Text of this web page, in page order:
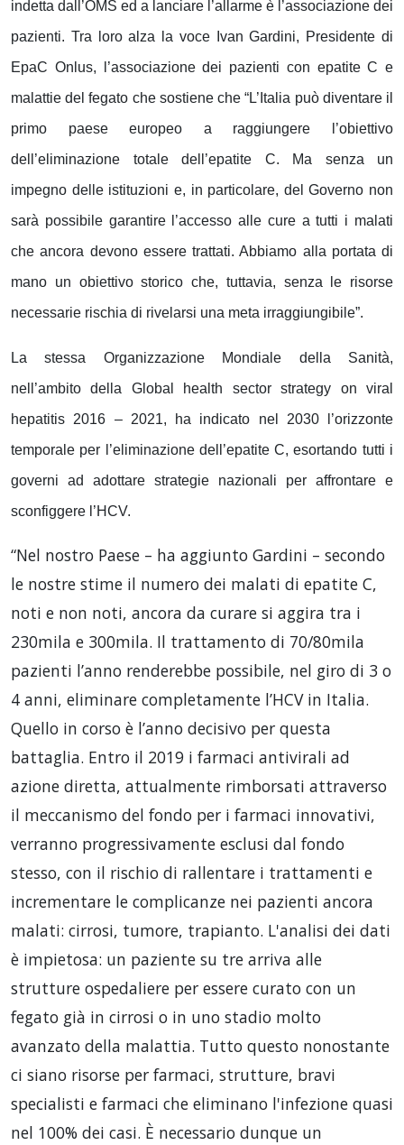
indetta dall’OMS ed a lanciare l’allarme è l’associazione dei
pazienti. Tra loro alza la voce Ivan Gardini, Presidente di
EpaC Onlus, l’associazione dei pazienti con epatite C e
malattie del fegato che sostiene che “L’Italia può diventare il
primo paese europeo a raggiungere l’obiettivo
dell’eliminazione totale dell’epatite C. Ma senza un
impegno delle istituzioni e, in particolare, del Governo non
sarà possibile garantire l’accesso alle cure a tutti i malati
che ancora devono essere trattati. Abbiamo alla portata di
mano un obiettivo storico che, tuttavia, senza le risorse
necessarie rischia di rivelarsi una meta irraggiungibile”.
La stessa Organizzazione Mondiale della Sanità,
nell’ambito della Global health sector strategy on viral
hepatitis 2016 – 2021, ha indicato nel 2030 l’orizzonte
temporale per l’eliminazione dell’epatite C, esortando tutti i
governi ad adottare strategie nazionali per affrontare e
sconfiggere l’HCV.
“Nel nostro Paese – ha aggiunto Gardini – secondo
le nostre stime il numero dei malati di epatite C,
noti e non noti, ancora da curare si aggira tra i
230mila e 300mila. Il trattamento di 70/80mila
pazienti l’anno renderebbe possibile, nel giro di 3 o
4 anni, eliminare completamente l’HCV in Italia.
Quello in corso è l’anno decisivo per questa
battaglia. Entro il 2019 i farmaci antivirali ad
azione diretta, attualmente rimborsati attraverso
il meccanismo del fondo per i farmaci innovativi,
verranno progressivamente esclusi dal fondo
stesso, con il rischio di rallentare i trattamenti e
incrementare le complicanze nei pazienti ancora
malati: cirrosi, tumore, trapianto. L'analisi dei dati
è impietosa: un paziente su tre arriva alle
strutture ospedaliere per essere curato con un
fegato già in cirrosi o in uno stadio molto
avanzato della malattia. Tutto questo nonostante
ci siano risorse per farmaci, strutture, bravi
specialisti e farmaci che eliminano l'infezione quasi
nel 100% dei casi. È necessario dunque un